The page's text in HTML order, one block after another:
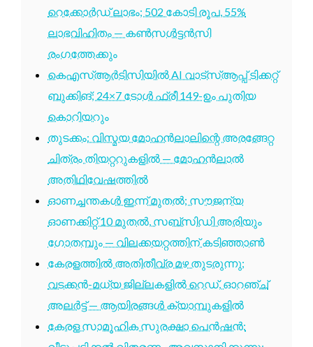
റെക്കോർഡ് ലാഭം; 502 കോടി രൂപ, 55%
ലാഭവിഹിതം — കൺസൾട്ടൻസി
രംഗത്തേക്കും
കെഎസ്ആർടിസിയിൽ AI വാട്സ്ആപ്പ് ടിക്കറ്റ്
ബുക്കിങ്; 24×7 ടോൾ ഫ്രീ 149-ഉം പുതിയ
കൊറിയറും
തുടക്കം: വിസ്മയ മോഹൻലാലിന്റെ അരങ്ങേറ്റ
ചിത്രം തിയറ്ററുകളിൽ — മോഹൻലാൽ
അതിഥിവേഷത്തിൽ
ഓണച്ചന്തകൾ ഇന്ന് മുതൽ; സൗജന്യ
ഓണക്കിറ്റ് 10 മുതൽ, സബ്സിഡി അരിയും
ഗോതമ്പും — വിലക്കയറ്റത്തിന് കടിഞ്ഞാൺ
കേരളത്തിൽ അതിതീവ്ര മഴ തുടരുന്നു;
വടക്കൻ-മധ്യ ജില്ലകളിൽ റെഡ്, ഓറഞ്ച്
അലർട്ട് — ആയിരങ്ങൾ ക്യാമ്പുകളിൽ
കേരള സാമൂഹിക സുരക്ഷാ പെൻഷൻ: